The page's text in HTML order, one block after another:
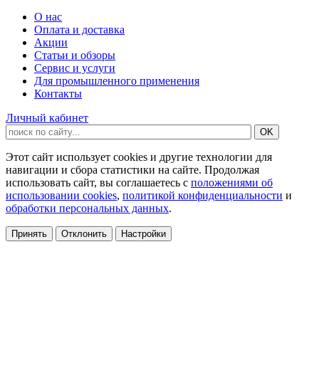
О нас
Оплата и доставка
Акции
Статьи и обзоры
Сервис и услуги
Для промышленного применения
Контакты
Личный кабинет
Этот сайт использует cookies и другие технологии для
навигации и сбора статистики на сайте. Продолжая
использовать сайт, вы соглашаетесь с положениями об
использовании cookies, политикой конфиденциальности и
обработки персональных данных.
Принять Отклонить Настройки